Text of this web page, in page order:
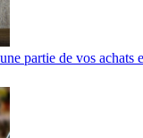
partie de vos achats